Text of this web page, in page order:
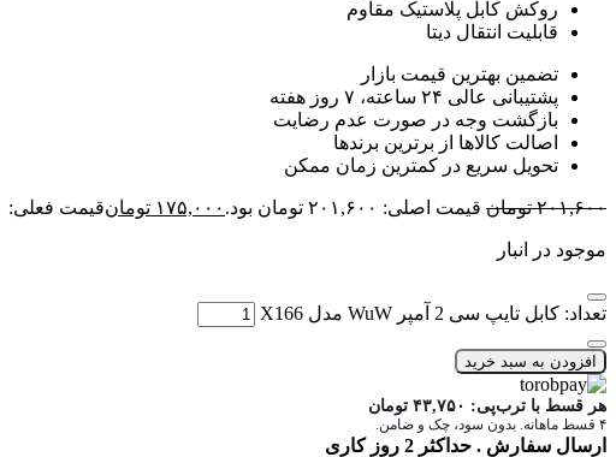
روکش کابل پلاستیک مقاوم
قابلیت انتقال دیتا
تضمین بهترین قیمت بازار
پشتیبانی عالی ۲۴ ساعته، ۷ روز هفته
بازگشت وجه در صورت عدم رضایت
اصالت کالاها از برترین برندها
تحویل سریع در کمترین زمان ممکن
۲۰۱,۶۰۰ تومان قیمت اصلی: ۲۰۱,۶۰۰ تومان بود. ۱۷۵,۰۰۰ تومانقیمت فعلی: ۱۷۵,۰۰۰ تومان.
موجود در انبار
تعداد: کابل تایپ سی 2 آمپر WuW مدل X166
افزودن به سبد خرید
هر قسط با ترب‌پی: ۴۳,۷۵۰ تومان
۴ قسط ماهانه. بدون سود، چک و ضامن.
ارسال سفارش . حداکثر 2 روز کاری